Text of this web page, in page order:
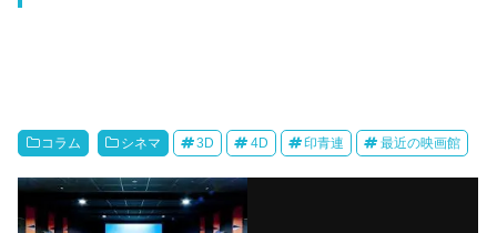
コラム シネマ 3D 4D 印青連 最近の映画館